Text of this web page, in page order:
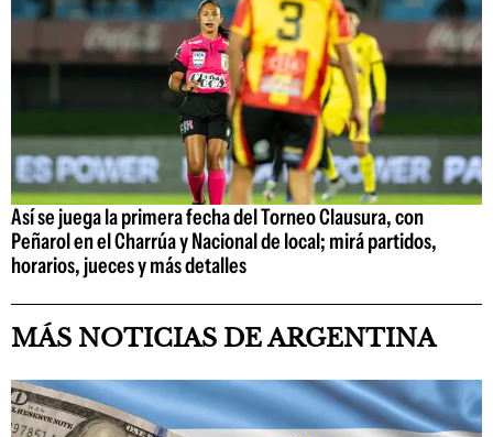
Así se juega la primera fecha del Torneo Clausura, con
Peñarol en el Charrúa y Nacional de local; mirá partidos,
horarios, jueces y más detalles
MÁS NOTICIAS DE ARGENTINA